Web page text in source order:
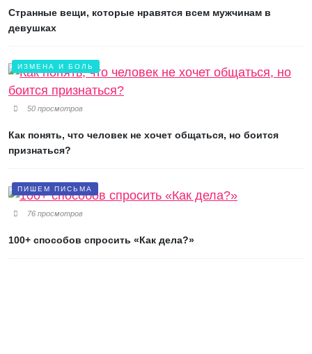
Странные вещи, которые нравятся всем мужчинам в
девушках
ИЗМЕНА И БОЛЬ
50 просмотров
Как понять, что человек не хочет общаться, но боится
признаться?
ПИШЕМ ПИСЬМА
76 просмотров
100+ способов спросить «Как дела?»